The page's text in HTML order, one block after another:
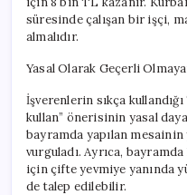
süresinde çalışan bir işçi,
almalıdır.
Yasal Olarak Geçerli
İşverenlerin sıkça
kullan” önerisinin yasal
bayramda yapılan
vurguladı. Ayrıca,
için çifte yevmiye yanında
de talep edilebilir.